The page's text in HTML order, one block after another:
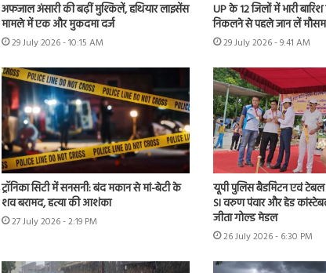
अफजाल अंसारी की बढ़ीं मुश्किलें, हथियार लाइसेंस
मामले में एक और मुकदमा दर्ज
29 July 2026 - 10:15 AM
UP के 12 जिलों में भारी
निकलने से पहले जान लें मौसम
29 July 2026 - 9:41 AM
ट्रॉनिका सिटी में सनसनी: बंद मकान से मां-बेटी के
शव बरामद, हत्या की आशंका
27 July 2026 - 2:19 PM
यूपी पुलिस बैडमिंटन एवं टेबल
SI वरुण पंवार और हेड
जीता गोल्ड मेडल
26 July 2026 - 6:30 PM